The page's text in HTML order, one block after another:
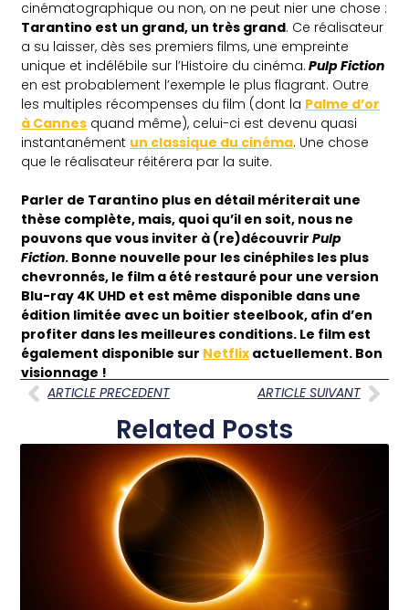
cinématographique ou non, on ne peut nier une chose :
Tarantino est un grand, un très grand. Ce réalisateur
a su laisser, dès ses premiers films, une empreinte
unique et indélébile sur l’Histoire du cinéma. Pulp Fiction
en est probablement l’exemple le plus flagrant. Outre
les multiples récompenses du film (dont la Palme d’or
à Cannes quand même), celui-ci est devenu quasi
instantanément un classique du cinéma. Une chose
que le réalisateur réitérera par la suite.
Parler de Tarantino plus en détail mériterait une
thèse complète, mais, quoi qu’il en soit, nous ne
pouvons que vous inviter à (re)découvrirPulp
Fiction. Bonne nouvelle pour les cinéphiles les plus
chevronnés, le film a été restauré pour une version
Blu-ray 4K UHD et est même disponible dans une
édition limitée avec un boitier steelbook, afin d’en
profiter dans les meilleures conditions. Le film est
également disponible sur Netflix actuellement. Bon
visionnage !
ARTICLE PRECEDENT
ARTICLE SUIVANT
Related Posts